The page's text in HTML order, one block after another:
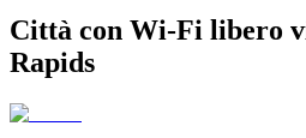
Città con Wi-Fi libero
Rapids